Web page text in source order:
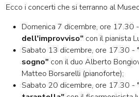
Ecco i concerti che si terranno al
Domenica 7 dicembre, ore 17.30 -
dell'improvviso" con il pianista
Sabato 13 dicembre, ore 17.30 -
sogno" con il duo Alberto
Matteo Borsarelli (pianoforte);
Sabato 20 dicembre, ore 17.30 -